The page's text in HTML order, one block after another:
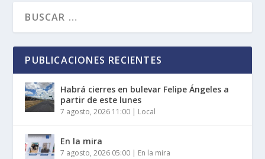
PUBLICACIONES RECIENTES
Habrá cierres en bulevar Felipe Ángeles a
partir de este lunes
7 agosto, 2026 11:00 | Local
En la mira
7 agosto, 2026 05:00 | En la mira